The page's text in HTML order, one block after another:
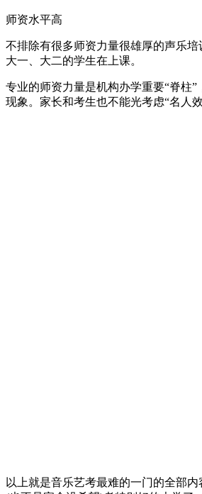
师资水平高
不排除有很多师资力量很雄厚的声乐
大一、大二的学生在上课。
专业的师资力量是机构办学重要“脊柱
现象。家长和考生也不能光考虑“名人
以上就是音乐艺考最难的一门的全部